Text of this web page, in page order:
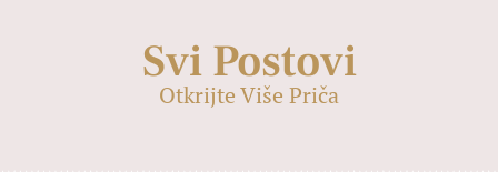
Svi Postovi
Otkrijte Više Priča